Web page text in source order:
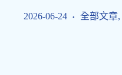
2026-06-24 全部文章,